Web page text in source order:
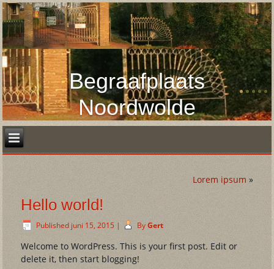
Begraafplaats
Noordwolde
Lorem ipsum »
Hello world!
Published juni 15, 2015 | By Gert
Welcome to WordPress. This is your first post. Edit or
delete it, then start blogging!